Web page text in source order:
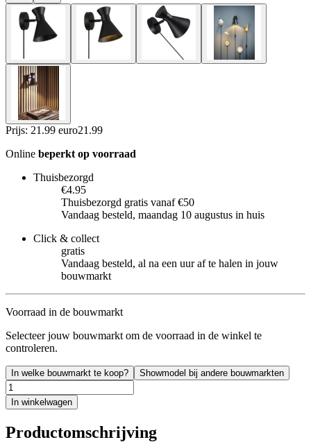
Prijs: 21.99 euro21 .99
Online beperkt op voorraad
Thuisbezorgd
€4.95
Thuisbezorgd gratis vanaf €50
Vandaag besteld, maandag 10 augustus in huis
Click & collect
gratis
Vandaag besteld, al na een uur af te halen in jouw
bouwmarkt
Voorraad in de bouwmarkt
Selecteer jouw bouwmarkt om de voorraad in de winkel te
controleren.
In welke bouwmarkt te koop? Showmodel bij andere bouwmarkten
In winkelwagen
Productomschrijving